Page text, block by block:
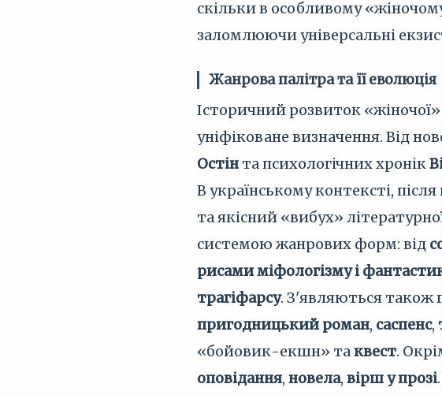
скільки в особливому
заломлюючи універсальні
Жанрова палітра та її еволюція
Історичний розвиток
уніфіковане визначення. Від
Остін та психологічних хронік
В українському контексті,
та якісний «вибух»
системою жанрових форм: від
рисами міфологізму і
трагіфарсу. З'являються також
пригодницький роман, саспенс,
«бойовик-екшн» таквест.
оповідання, новела, вірш у прозі